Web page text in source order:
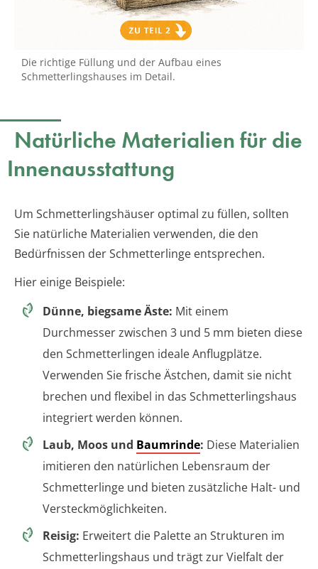
Die richtige Füllung und der Aufbau eines
Schmetterlingshauses im Detail.
Natürliche Materialien für die
Innenausstattung
Um Schmetterlingshäuser optimal zu füllen, sollten
Sie natürliche Materialien verwenden, die den
Bedürfnissen der Schmetterlinge entsprechen.
Hier einige Beispiele:
Dünne, biegsame Äste: Mit einem
Durchmesser zwischen 3 und 5 mm bieten diese
den Schmetterlingen ideale Anflugplätze.
Verwenden Sie frische Ästchen, damit sie nicht
brechen und flexibel in das Schmetterlingshaus
integriert werden können.
Laub, Moos und Baumrinde: Diese Materialien
imitieren den natürlichen Lebensraum der
Schmetterlinge und bieten zusätzliche Halt- und
Versteckmöglichkeiten.
Reisig: Erweitert die Palette an Strukturen im
Schmetterlingshaus und trägt zur Vielfalt der